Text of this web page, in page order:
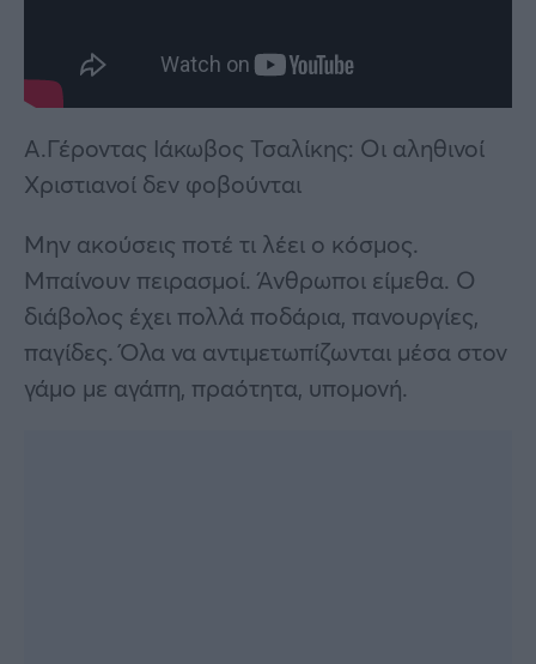
Α.Γέροντας Ιάκωβος Τσαλίκης: Οι αληθινοί
Χριστιανοί δεν φοβούνται
Μην ακούσεις ποτέ τι λέει ο κόσμος.
Μπαίνουν πειρασμοί. Άνθρωποι είμεθα. Ο
διάβολος έχει πολλά ποδάρια, πανουργίες,
παγίδες. Όλα να αντιμετωπίζωνται μέσα στον
γάμο με αγάπη, πραότητα, υπομονή.